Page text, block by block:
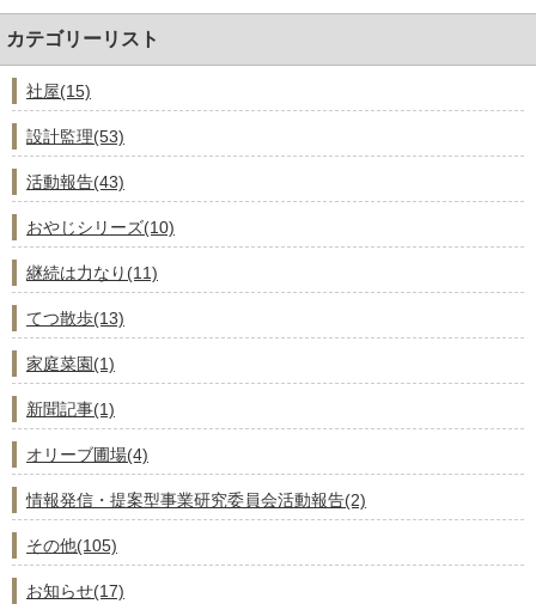
カテゴリーリスト
社屋(15)
設計監理(53)
活動報告(43)
おやじシリーズ(10)
継続は力なり(11)
てつ散歩(13)
家庭菜園(1)
新聞記事(1)
オリーブ圃場(4)
情報発信・提案型事業研究委員会活動報告(2)
その他(105)
お知らせ(17)